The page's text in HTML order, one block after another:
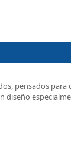
pensados para
diseño